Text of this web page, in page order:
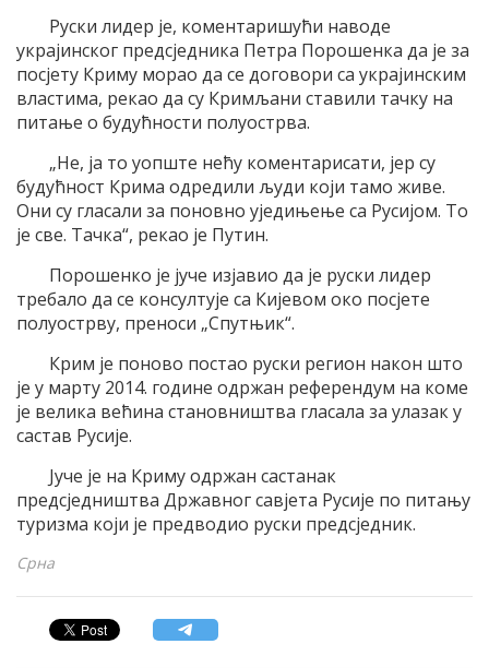
Руски лидер је, коментаришући наводе
украјинског предсједника Петра Порошенка да је за
посјету Криму морао да се договори са украјинским
властима, рекао да су Кримљани ставили тачку на
питање о будућности полуострва.
„Не, ја то уопште нећу коментарисати, јер су
будућност Крима одредили људи који тамо живе.
Они су гласали за поновно уједињење са Русијом. То
је све. Тачка“, рекао је Путин.
Порошенко је јуче изјавио да је руски лидер
требало да се консултује са Кијевом око посјете
полуострву, преноси „Спутњик“.
Крим је поново постао руски регион након што
је у марту 2014. године одржан референдум на коме
је велика већина становништва гласала за улазак у
састав Русије.
Јуче је на Криму одржан састанак
предсједништва Државног савјета Русије по питању
туризма који је предводио руски предсједник.
Срна